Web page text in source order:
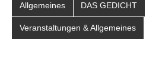
Allgemeines DAS GEDICHT
Veranstaltungen & Allgemeines